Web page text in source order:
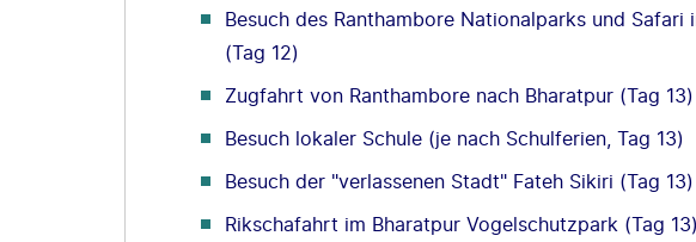
Besuch des Ranthambore Nationalparks und Safari
(Tag 12)
Zugfahrt von Ranthambore nach Bharatpur (Tag 13)
Besuch lokaler Schule (je nach Schulferien, Tag 13)
Besuch der "verlassenen Stadt" Fateh Sikiri (Tag 13)
Rikschafahrt im Bharatpur Vogelschutzpark (Tag 13)